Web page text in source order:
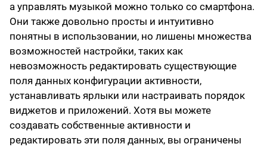
а управлять музыкой можно только со смартфона.
Они также довольно просты и интуитивно
понятны в использовании, но лишены множества
возможностей настройки, таких как
невозможность редактировать существующие
поля данных конфигурации активности,
устанавливать ярлыки или настраивать порядок
виджетов и приложений. Хотя вы можете
создавать собственные активности и
редактировать эти поля данных, вы ограничены